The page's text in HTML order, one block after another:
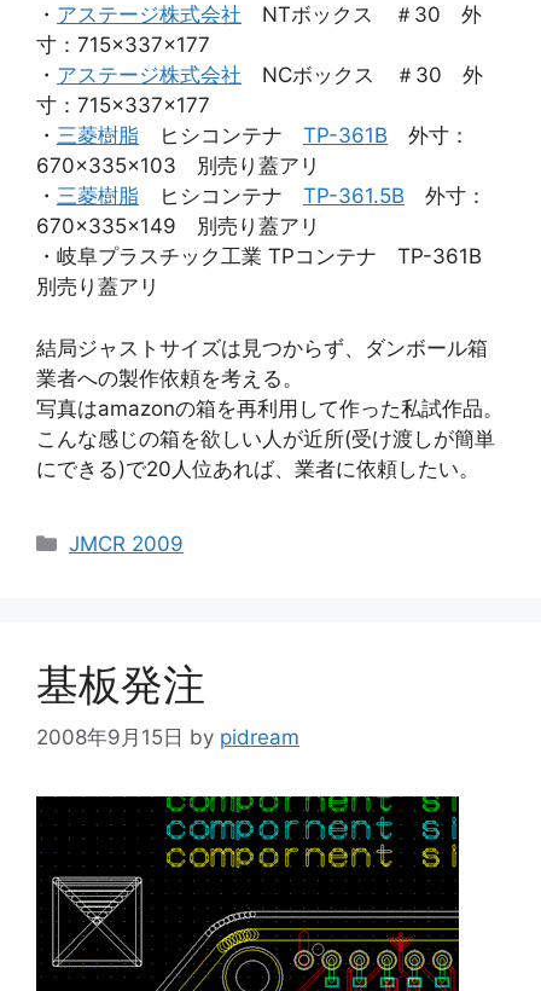
・ アステージ株式会社 NTボックス ＃30 外
寸：715×337×177
・ アステージ株式会社 NCボックス ＃30 外
寸：715×337×177
・ 三菱樹脂 ヒシコンテナ TP-361B 外寸：
670×335×103 別売り蓋アリ
・ 三菱樹脂 ヒシコンテナ TP-361.5B 外寸：
670×335×149 別売り蓋アリ
・岐阜プラスチック工業 TPコンテナ TP-361B
別売り蓋アリ
結局ジャストサイズは見つからず、ダンボール箱
業者への製作依頼を考える。
写真はamazonの箱を再利用して作った私試作品。
こんな感じの箱を欲しい人が近所(受け渡しが簡単
にできる)で20人位あれば、業者に依頼したい。
カ
ー
JMCR 2009
基板発注
2008年9月15日 by pidream